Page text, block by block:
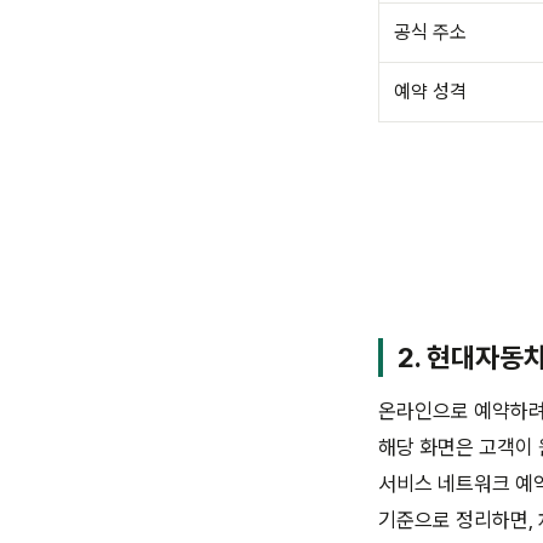
공식 주소
예약 성격
2. 현대자동
온라인으로 예약하
해당 화면은 고객이
서비스 네트워크
기준으로 정리하면,